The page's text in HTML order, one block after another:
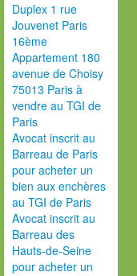
Duplex 1 rue
Jouvenet Paris
16ème
Appartement 180
avenue de Choisy
75013 Paris à
vendre au TGI de
Paris
Avocat inscrit au
Barreau de Paris
pour acheter un
bien aux enchères
au TGI de Paris
Avocat inscrit au
Barreau des
Hauts-de-Seine
pour acheter un